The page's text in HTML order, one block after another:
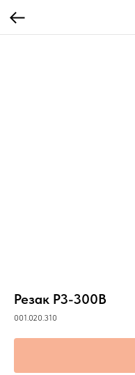
Резак Р3-300В
001.020.310